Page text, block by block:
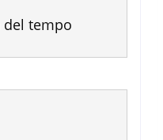
del tempo